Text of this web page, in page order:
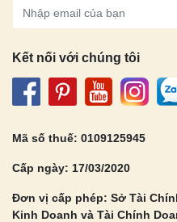
Kết nối với chúng tôi
Mã số thuế: 0109125945
Cấp ngày: 17/03/2020
Đơn vị cấp phép: Sở Tài
Kinh Doanh và Tài Chính